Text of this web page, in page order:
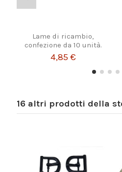
Lame di ricambio,
confezione da 10 unità.
4,85 €
16 altri prodotti della